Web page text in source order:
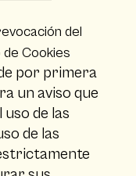
del
Cookies
por primera
un aviso que
de las
de las